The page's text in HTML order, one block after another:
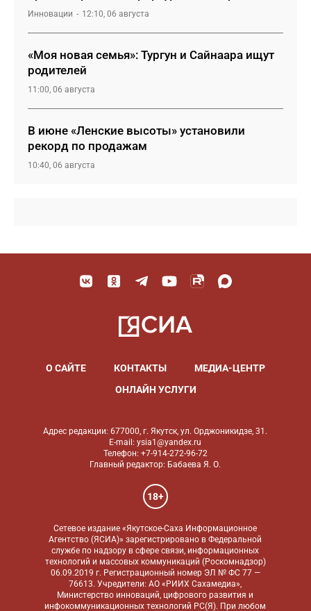
Инновации 12:10, 06 августа
«Моя новая семья»: Тургун и Сайнаара ищут
родителей
11:00, 06 августа
В июне «Ленские высоты» установили
рекорд по продажам
10:40, 06 августа
О САЙТЕ КОНТАКТЫ
МЕДИА-ЦЕНТР
ОНЛАЙН УСЛУГИ
Адрес редакции: 677000, г. Якутск, ул. Орджоникидзе, 31.
E-mail: ysia1@yandex.ru
Телефон: +7-914-272-96-72
Главный редактор: Бабаева Я. О.
18+
Сетевое издание «Якутское-Саха Информационное
Агентство (ЯСИА)» зарегистрировано в Федеральной
службе по надзору в сфере связи, информационных
технологий и массовых коммуникаций (Роскомнадзор)
06.09.2019 г. Регистрационный номер ЭЛ № ФС 77 —
76613. Учредители: АО «РИИХ Сахамедиа»,
Министерство инноваций, цифрового развития и
инфокоммуникационных технологий РС(Я). При любом